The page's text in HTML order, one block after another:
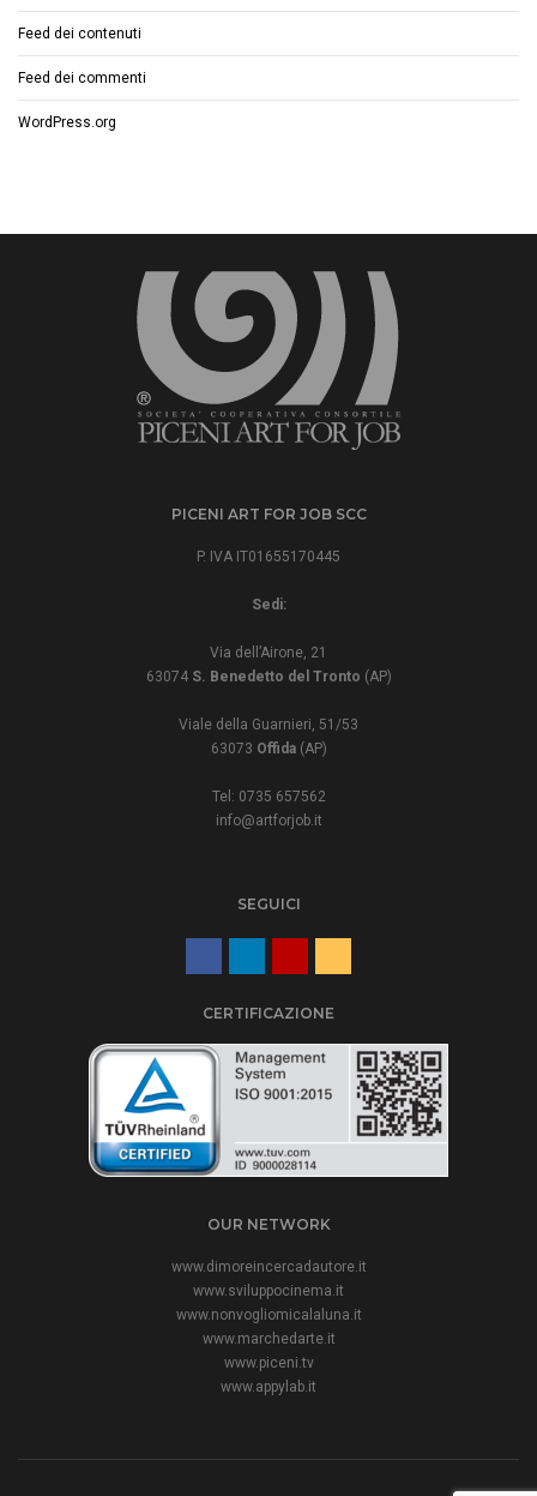
Feed dei contenuti
Feed dei commenti
WordPress.org
PICENI ART FOR JOB SCC
P. IVA IT01655170445
Sedi:
Via dell’Airone, 21
63074 S. Benedetto del Tronto (AP)
Viale della Guarnieri, 51/53
63073 Offida(AP)
Tel: 0735 657562
info@artforjob.it
SEGUICI
CERTIFICAZIONE
OUR NETWORK
www.dimoreincercadautore.it
www.sviluppocinema.it
www.nonvogliomicalaluna.it
www.marchedarte.it
www.piceni.tv
www.appylab.it